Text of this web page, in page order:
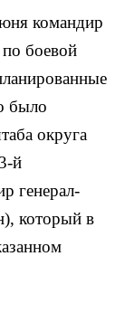
командир
по боевой
было
округа
й
генерал-
который в